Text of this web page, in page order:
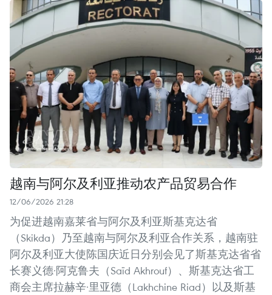
越南与阿尔及利亚推动农产品贸易合作
12/06/2026 21:28
为促进越南嘉莱省与阿尔及利亚斯基克达省
（Skikda）乃至越南与阿尔及利亚合作关系，越南驻
阿尔及利亚大使陈国庆近日分别会见了斯基克达省省
长赛义德·阿克鲁夫（Saïd Akhrouf）、斯基克达省工
商会主席拉赫辛·里亚德（Lakhchine Riad）以及斯基